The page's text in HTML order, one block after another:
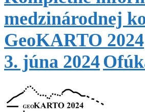
medzinárodnej
GeoKARTO 2024
3. júna 2024